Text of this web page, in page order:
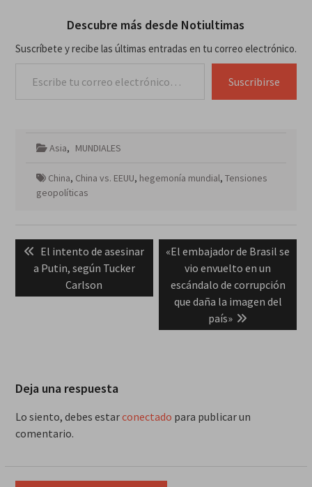
Descubre más desde Notiultimas
Suscríbete y recibe las últimas entradas en tu correo electrónico.
Suscribirse
Asia, MUNDIALES
China, China vs. EEUU, hegemonía mundial, Tensiones
geopolíticas
de
entradas
Previous
post:
El intento de asesinar
a Putin, según Tucker
Carlson
Next
post:
«El embajador de Brasil se
vio envuelto en un
escándalo de corrupción
que daña la imagen del
país»
Deja una respuesta
Lo siento, debes estarconectado para publicar un
comentario.